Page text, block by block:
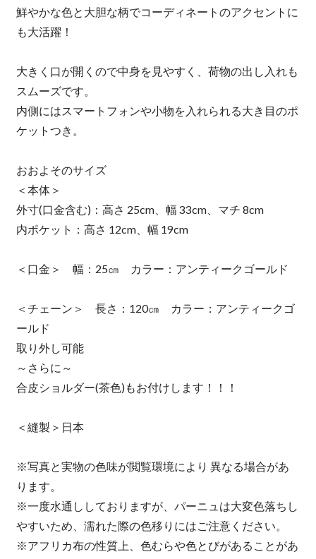
鮮やかな色と大胆な柄でコーディネートのアクセントに
も大活躍！
大きく口が開くので中身を見やすく、荷物の出し入れも
スムーズです。
内側にはスマートフォンや小物を入れられる大き目のポ
ケットつき。
おおよそのサイズ
＜本体＞
外寸(口金含む)：高さ 25cm、幅 33cm、マチ 8cm
内ポケット：高さ 12cm、幅 19cm
＜口金＞ 幅：25㎝ カラー：アンティークゴールド
＜チェーン＞ 長さ：120㎝ カラー：アンティークゴ
ールド
取り外し可能
～さらに～
合皮ショルダー(茶色)もお付けします！！！
＜縫製＞日本
※写真と実物の色味が閲覧環境により 異なる場合があ
ります。
※一度水通ししておりますが、パーニュは大変色落ちし
やすいため、濡れた際の色移りにはご注意ください。
※アフリカ布の性質上、色むらや色とびがあることがあ